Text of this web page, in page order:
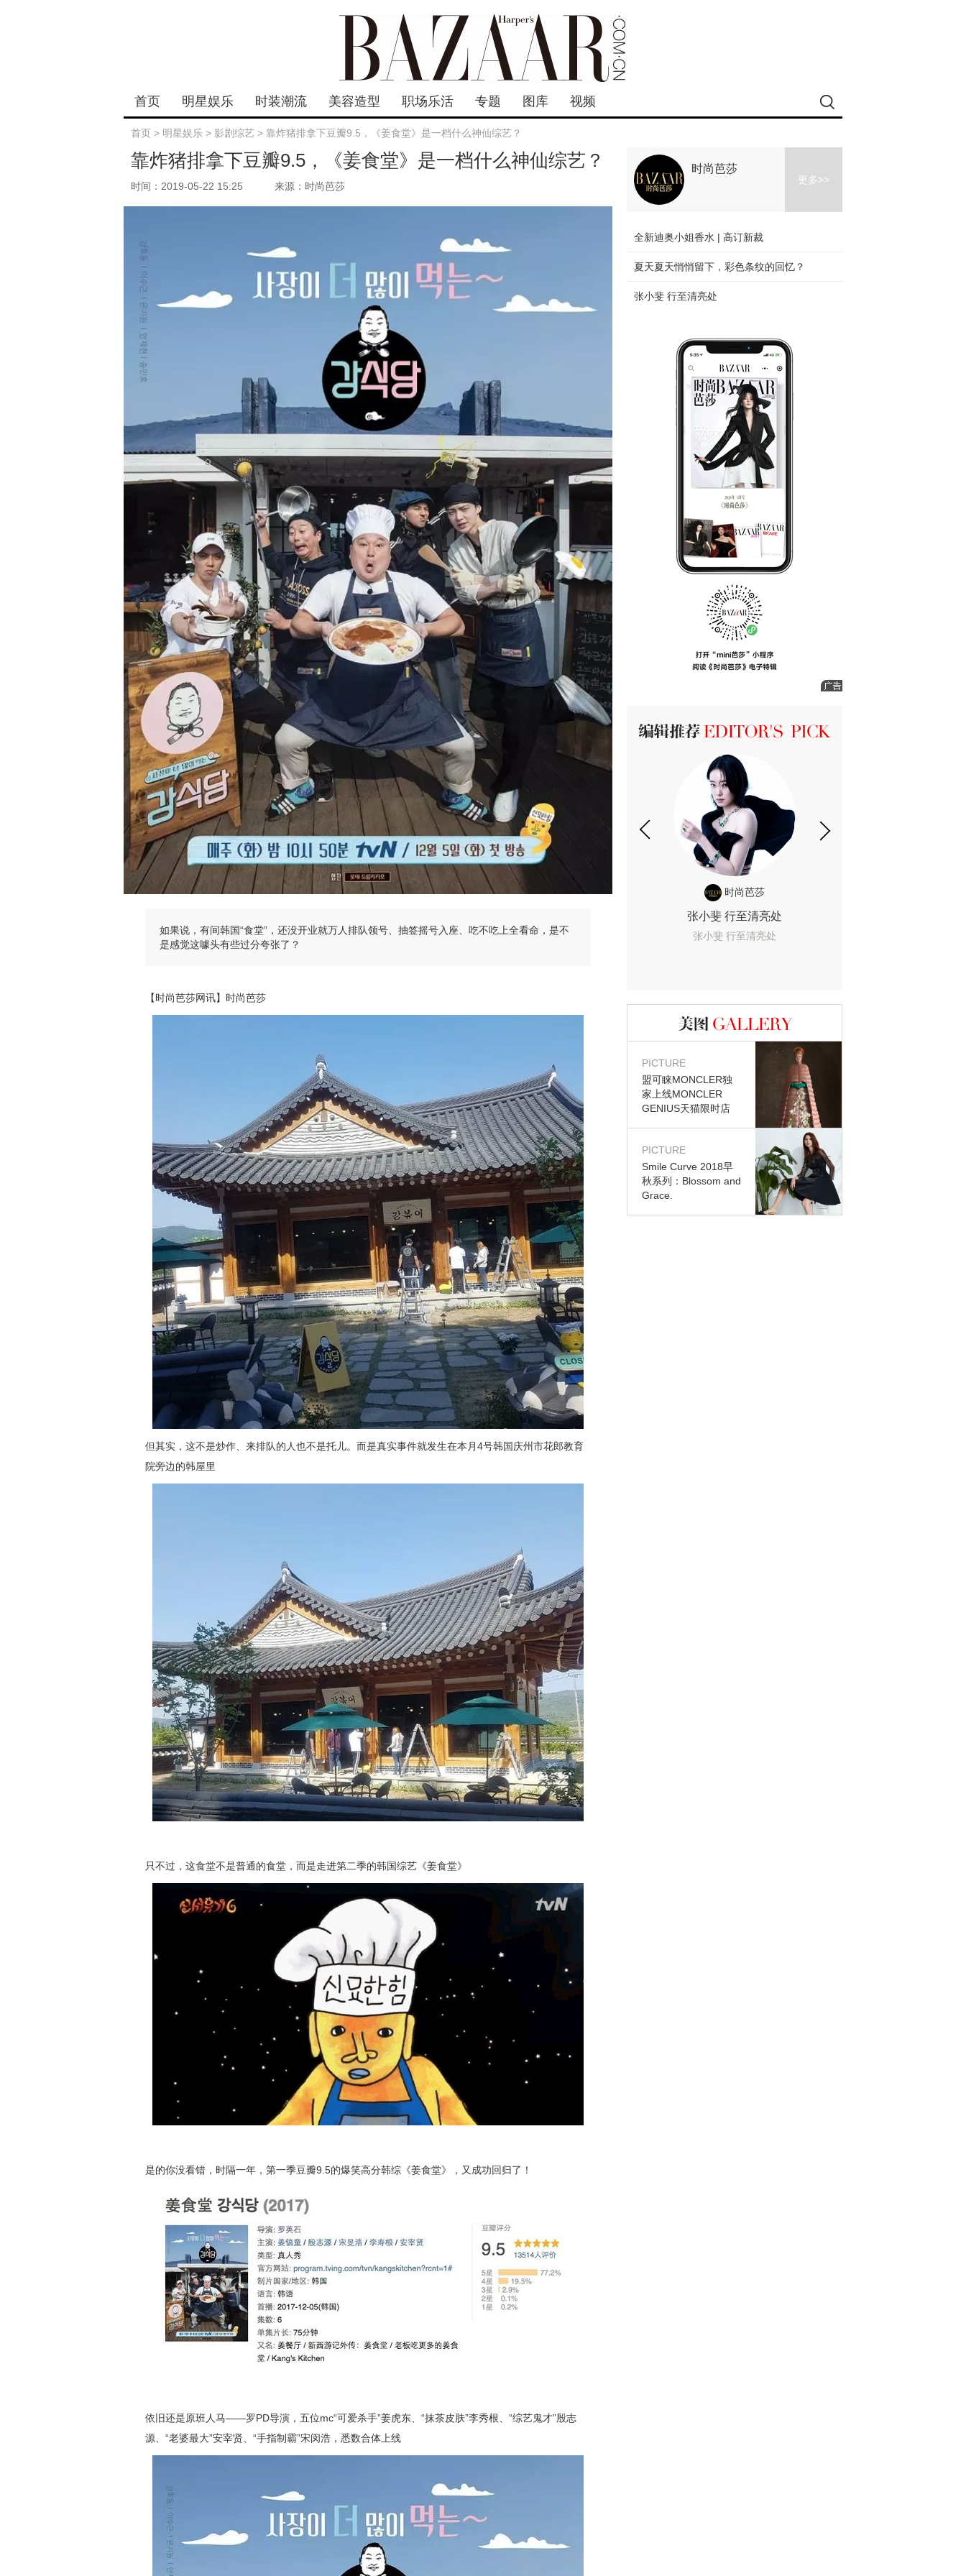
首页 明星娱乐 时装潮流 美容造型 职场乐活 专题 图库 视频
首页 > 明星娱乐 > 影剧综艺 > 靠炸猪排拿下豆瓣9.5，《姜食堂》是一档什么神仙综艺？
靠炸猪排拿下豆瓣9.5，《姜食堂》是一档什么神仙综艺？
时间：2019-05-22 15:25 来源：时尚芭莎
如果说，有间韩国“食堂”，还没开业就万人排队领号、抽签摇号入座、吃不吃上全看命，是不
是感觉这噱头有些过分夸张了？
【时尚芭莎网讯】时尚芭莎
但其实，这不是炒作、来排队的人也不是托儿。而是真实事件就发生在本月4号韩国庆州市花郎教育
院旁边的韩屋里
只不过，这食堂不是普通的食堂，而是走进第二季的韩国综艺《姜食堂》
是的你没看错，时隔一年，第一季豆瓣9.5的爆笑高分韩综《姜食堂》，又成功回归了！
依旧还是原班人马——罗PD导演，五位mc“可爱杀手”姜虎东、“抹茶皮肤”李秀根、“综艺鬼才”殷志
源、“老婆最大”安宰贤、“手指制霸”宋闵浩，悉数合体上线
时尚芭莎
更多>>
全新迪奥小姐香水 | 高订新裁
夏天夏天悄悄留下，彩色条纹的回忆？
张小斐 行至清亮处
时尚芭莎
张小斐 行至清亮处
张小斐 行至清亮处
图库
PICTURE
盟可睐MONCLER独
家上线MONCLER
GENIUS天猫限时店
PICTURE
Smile Curve 2018早
秋系列：Blossom and
Grace.